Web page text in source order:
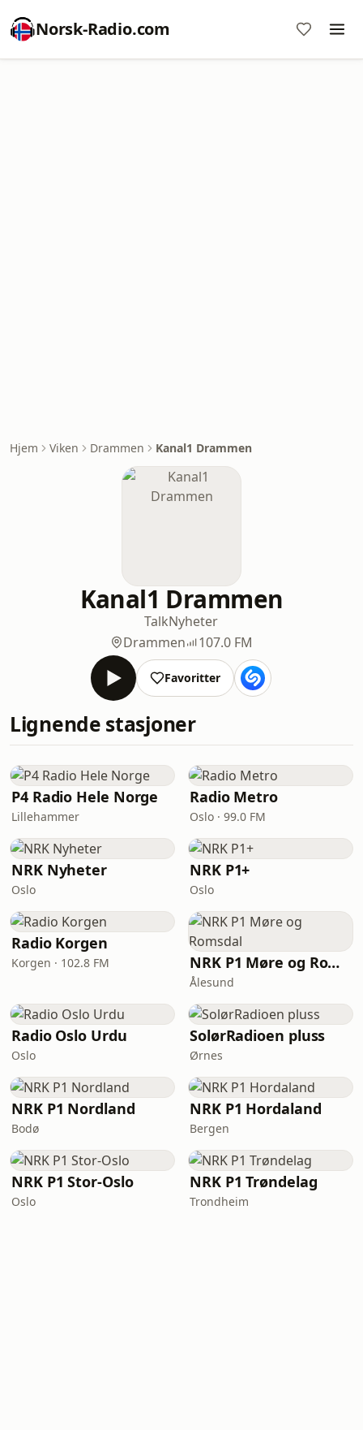
Norsk-Radio.com
Hjem Viken Drammen Kanal1 Drammen
Kanal1 Drammen
TalkNyheter
Drammen
107.0 FM
Favoritter
Lignende stasjoner
P4 Radio Hele Norge
Lillehammer
Radio Metro
Oslo · 99.0 FM
NRK Nyheter
Oslo
NRK P1+
Oslo
Radio Korgen
Korgen · 102.8 FM NRK P1 Møre og Romsdal
Ålesund
Radio Oslo Urdu
Oslo
SolørRadioen pluss
Ørnes
NRK P1 Nordland
Bodø
NRK P1 Hordaland
Bergen
NRK P1 Stor-Oslo
Oslo
NRK P1 Trøndelag
Trondheim